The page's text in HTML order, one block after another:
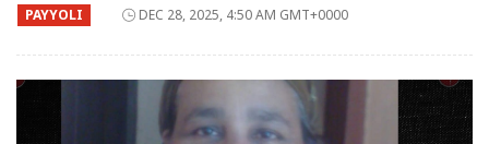
PAYYOLI DEC 28, 2025, 4:50 AM GMT+0000